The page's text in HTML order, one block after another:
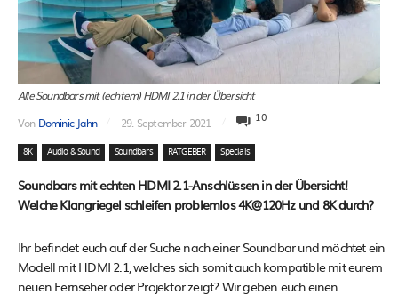
Alle Soundbars mit (echtem) HDMI 2.1 in der Übersicht
Von Dominic Jahn 29. September 2021 10
8K Audio & Sound Soundbars RATGEBER Specials
Soundbars mit echten HDMI 2.1-Anschlüssen in der Übersicht!
Welche Klangriegel schleifen problemlos 4K@120Hz und 8K durch?
Ihr befindet euch auf der Suche nach einer Soundbar und möchtet ein
Modell mit HDMI 2.1, welches sich somit auch kompatible mit eurem
neuen Fernseher oder Projektor zeigt? Wir geben euch einen